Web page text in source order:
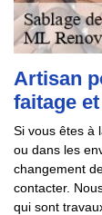
Artisan
faitage
Si vous êtes à
ou dans les
changement
contacter.
qui sont